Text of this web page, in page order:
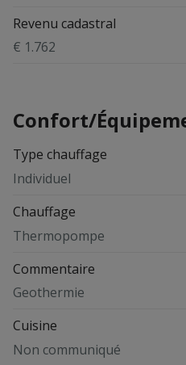
Revenu cadastral
€ 1.762
Confort/
Type chauffage
Individuel
Chauffage
Thermopompe
Commentaire
Geothermie
Cuisine
Non communiqué